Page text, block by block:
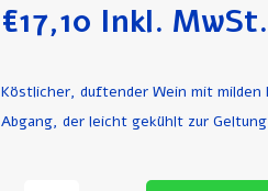
€17,10 Inkl. MwSt.
Köstlicher, duftender Wein mit milden
Abgang, der leicht gekühlt zur